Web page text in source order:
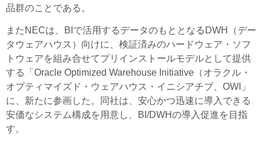
品群のことである。
またNECは、BIで活用するデータのもととなるDWH（デー
タウェアハウス）向けに、検証済みのハードウェア・ソフ
トウェアを組み合せてプリインストールモデルとして提供
する「Oracle Optimized Warehouse Initiative（オラクル・
オプティマイズド・ウェアハウス・イニシアチブ、OWI」
に、新たに参画した。同社は、安心かつ迅速に導入できる
安価なシステム構成を用意し、BI/DWHの導入促進を目指
す。